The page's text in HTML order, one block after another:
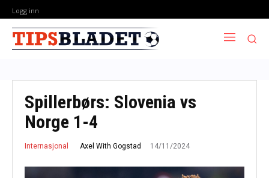
Logg inn
Spillerbørs: Slovenia vs
Norge 1-4
Internasjonal Axel With Gogstad 14/11/2024